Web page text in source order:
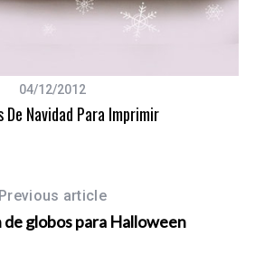
04/12/2012
Navidad Para Imprimir
Previous article
globos para Halloween